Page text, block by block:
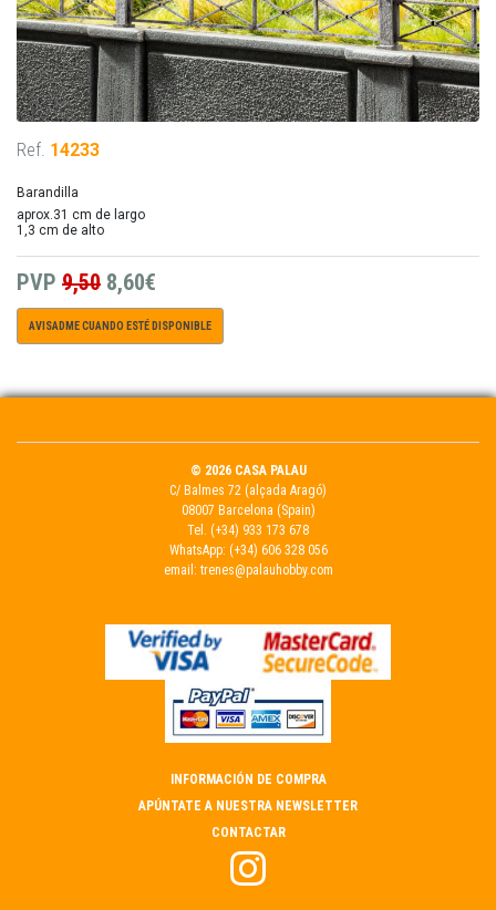
Ref. 14233
Barandilla
aprox.31 cm de largo
1,3 cm de alto
PVP 9,50 8,60€
AVISADME CUANDO ESTÉ DISPONIBLE
© 2026 CASA PALAU
C/ Balmes 72 (alçada Aragó)
08007 Barcelona (Spain)
Tel. (+34) 933 173 678
WhatsApp: (+34) 606 328 056
email: trenes@palauhobby.com
INFORMACIÓN DE COMPRA
APÚNTATE A NUESTRA NEWSLETTER
CONTACTAR